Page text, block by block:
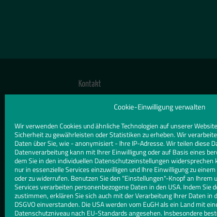
Cookie-Einwilligung verwalten
Wir verwenden Cookies und ähnliche Technologien auf unserer
Sicherheit zu gewährleisten oder Statistiken zu erheben. Wir
Daten über Sie, wie - anonymisiert - Ihre IP-Adresse. Wir teilen diese
Datenverarbeitung kann mit Ihrer Einwilligung oder auf Basis eines
dem Sie in den individuellen Datenschutzeinstellungen widersprechen
nur in essenzielle Services einzuwilligen und Ihre Einwilligung zu
oder zu widerrufen. Benutzen Sie den "Einstellungen"-Knopf an Ihrem
Services verarbeiten personenbezogene Daten in den USA. Indem Sie
zustimmen, erklären Sie sich auch mit der Verarbeitung Ihrer Daten in
DSGVO einverstanden. Die USA werden vom EuGH als ein Land mit
Datenschutzniveau nach EU-Standards angesehen. Insbesondere
Kontakt
TELEFON
E-MAIL
info@glaserei-walter-engel.de
WEBSITE
www.glaserei-walter-engel.de/